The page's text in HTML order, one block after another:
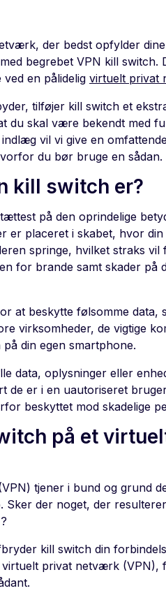
der bedst opfylder
begrebet VPN kill switch.
en pålidelig virtuelt privat
tilføjer kill switch et
du skal være bekendt med
vil vi give en
du bør bruge en sådan.
kill switch er?
på den oprindelige
er placeret i skabet, hvor
springe, hvilket straks vil
for brande samt skader på
at beskytte følsomme data,
virksomheder, de vigtige
din egen smartphone.
data, oplysninger eller
de er i en uautoriseret
beskyttet mod skadelige
på et
tjener i bund og grund
Sker der noget, der
kill switch din
privat netværk (VPN),